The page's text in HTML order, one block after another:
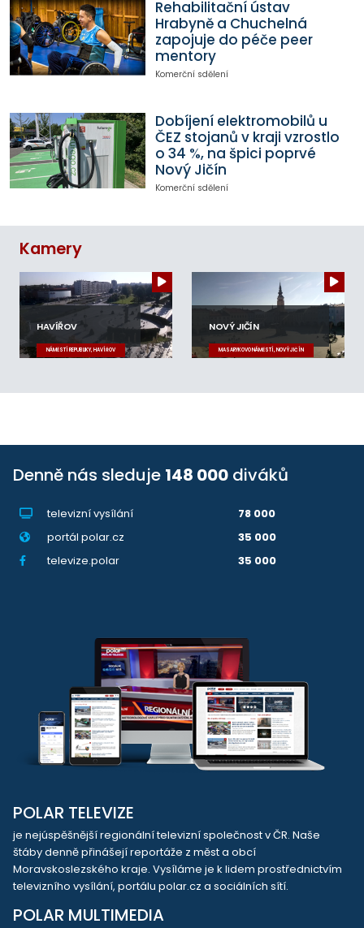
Rehabilitační ústav
Hrabyně a Chuchelná
zapojuje do péče peer
mentory
Komerční sdělení
Dobíjení elektromobilů u
ČEZ stojanů v kraji vzrostlo
o 34 %, na špici poprvé
Nový Jičín
Komerční sdělení
Kamery
HAVÍŘOV
NÁMĚSTÍ REPUBLIKY, HAVÍŘOV
NOVÝ JIČÍN
MASARYKOVO NÁMĚSTÍ, NOVÝ JIČÍN
Denně nás sleduje 148 000 diváků
televizní vysílání
78 000
portál polar.cz
35 000
televize.polar
35 000
POLAR TELEVIZE
je nejúspěšnější regionální televizní společnost v ČR. Naše
štáby denně přinášejí reportáže z měst a obcí
Moravskoslezského kraje. Vysíláme je k lidem prostřednictvím
televizního vysílání, portálu polar.cz a sociálních sítí.
POLAR MULTIMEDIA